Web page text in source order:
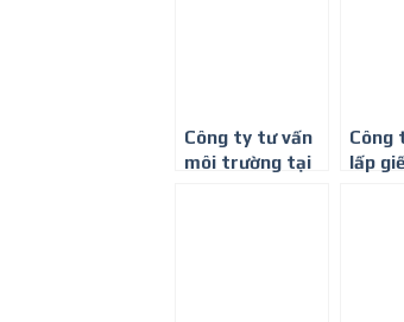
Công ty tư vấn
môi trường tại
Công
lấp